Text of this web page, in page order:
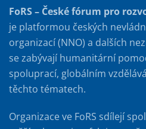
FoRS – České fórum pro
je platformou českých
organizací (NNO) a dalších
se zabývají humanitární
spoluprací, globálním
těchto tématech.
Organizace ve FoRS sdílejí